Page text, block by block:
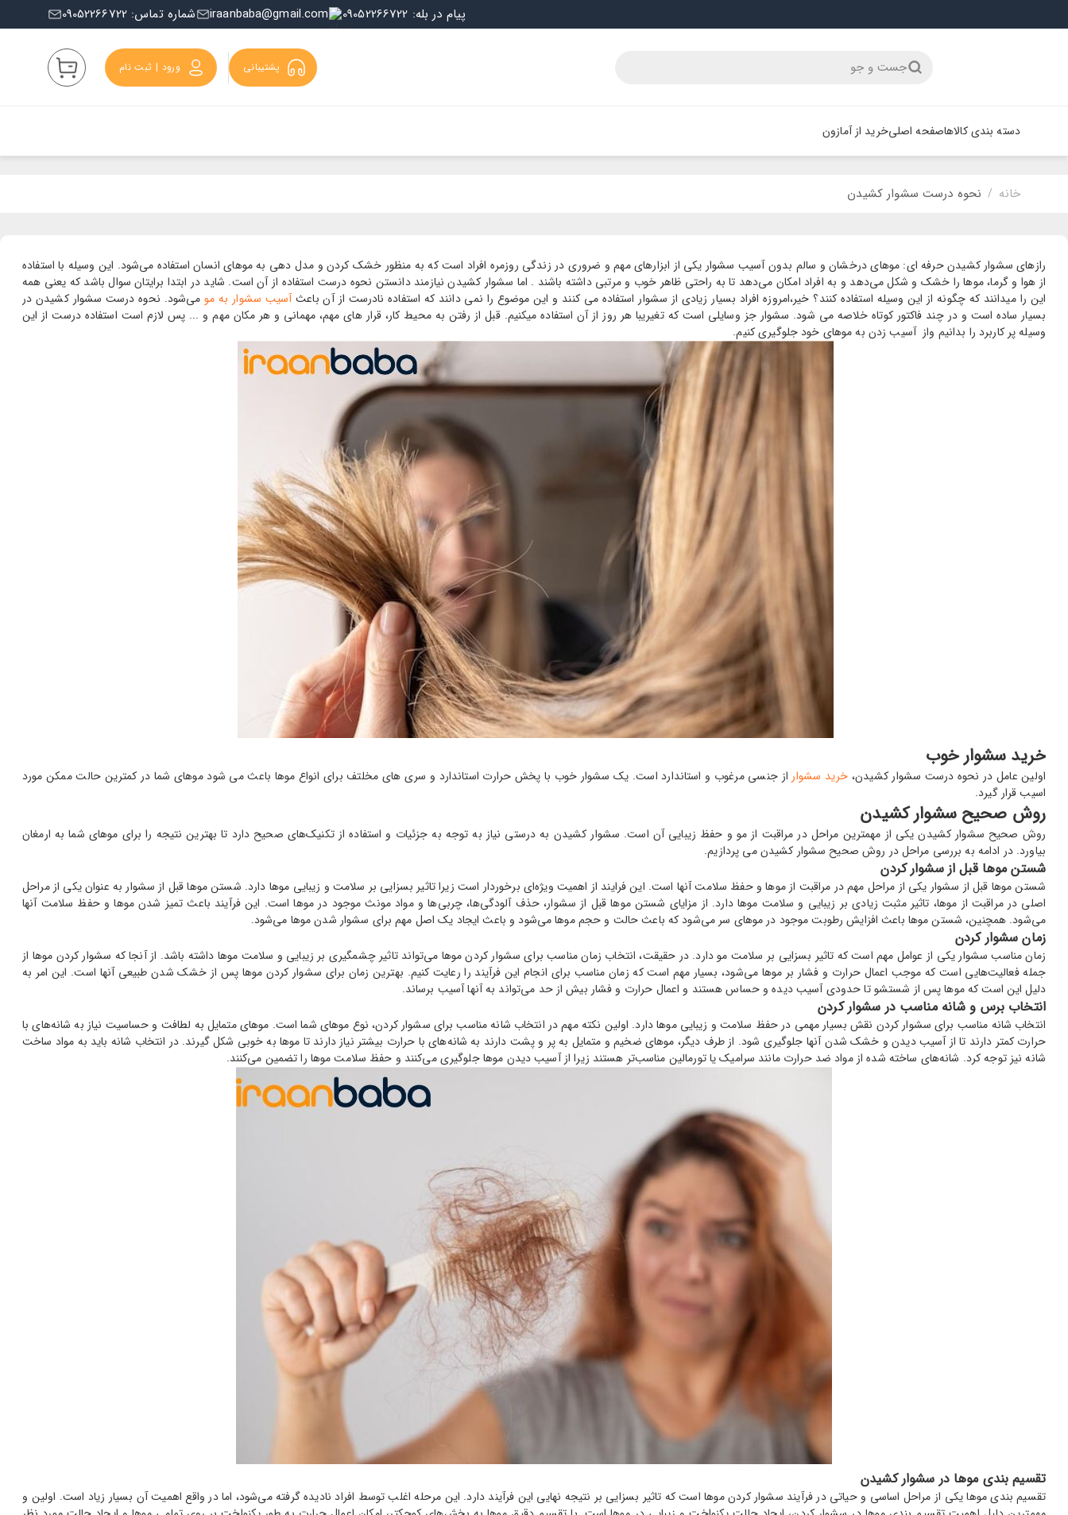
شماره تماس: 09052266722 iraanbaba@gmail.com پیام در بله: 09052266722
جست و جو پشتیبانی ورود | ثبت نام
دسته بندی کالاهاصفحه اصلیخرید از آمازون
خانه / نحوه درست سشوار کشیدن
رازهای سشوار کشیدن حرفه ای: موهای درخشان و سالم بدون آسیب سشوار یکی از ابزارهای مهم و ضروری در زندگی روزمره افراد است که به منظور خشک کردن و مدل دهی به موهای انسان استفاده می‌شود. این وسیله با استفاده
از هوا و گرما، موها را خشک و شکل می‌دهد و به افراد امکان می‌دهد تا به راحتی ظاهر خوب و مرتبی داشته باشند . اما سشوار کشیدن نیازمند دانستن نحوه درست استفاده از آن است. شاید در ابتدا برایتان سوال باشد که یعنی همه
این را میدانند که چگونه از این وسیله استفاده کنند؟ خیر،امروزه افراد بسیار زیادی از سشوار استفاده می کنند و این موضوع را نمی دانند که استفاده نادرست از آن باعثآسیب سشوار به مومی‌شود. نحوه درست سشوار کشیدن در
بسیار ساده است و در چند فاکتور کوتاه خلاصه می شود. سشوار جز وسایلی است که تغیریبا هر روز از آن استفاده میکنیم. قبل از رفتن به محیط کار، قرار های مهم، مهمانی و هر مکان مهم و ... پس لازم است استفاده درست از این
وسیله پر کاربرد را بدانیم واز آسیب زدن به موهای خود جلوگیری کنیم.
خرید سشوار خوب
اولین عامل در نحوه درست سشوار کشیدن، خرید سشوار از جنسی مرغوب و استاندارد است. یک سشوار خوب با پخش حرارت استاندارد و سری های مخلتف برای انواع موها باعث می شود موهای شما در کمترین حالت ممکن مورد
اسیب قرار گیرد.
روش صحیح سشوار کشیدن
روش صحیح سشوار کشیدن یکی از مهمترین مراحل در مراقبت از مو و حفظ زیبایی آن است. سشوار کشیدن به درستی نیاز به توجه به جزئیات و استفاده از تکنیک‌های صحیح دارد تا بهترین نتیجه را برای موهای شما به ارمغان
بیاورد. در ادامه به بررسی مراحل در روش صحیح سشوار کشیدن می پردازیم.
شستن موها قبل از سشوار کردن
شستن موها قبل از سشوار یکی از مراحل مهم در مراقبت از موها و حفظ سلامت آنها است. این فرایند از اهمیت ویژه‌ای برخوردار است زیرا تاثیر بسزایی بر سلامت و زیبایی موها دارد. شستن موها قبل از سشوار به عنوان یکی از مراحل
اصلی در مراقبت از موها، تاثیر مثبت زیادی بر زیبایی و سلامت موها دارد. از مزایای شستن موها قبل از سشوار، حذف آلودگی‌ها، چربی‌ها و مواد مونث موجود در موها است. این فرآیند باعث تمیز شدن موها و حفظ سلامت آنها
می‌شود. همچنین، شستن موها باعث افزایش رطوبت موجود در موهای سر می‌شود که باعث حالت و حجم موها می‌شود و باعث ایجاد یک اصل مهم برای سشوار شدن موها می‌شود.
زمان سشوار کردن
زمان مناسب سشوار یکی از عوامل مهم است که تاثیر بسزایی بر سلامت مو دارد. در حقیقت، انتخاب زمان مناسب برای سشوار کردن موها می‌تواند تاثیر چشمگیری بر زیبایی و سلامت موها داشته باشد. از آنجا که سشوار کردن موها از
جمله فعالیت‌هایی است که موجب اعمال حرارت و فشار بر موها می‌شود، بسیار مهم است که زمان مناسب برای انجام این فرآیند را رعایت کنیم. بهترین زمان برای سشوار کردن موها پس از خشک شدن طبیعی آنها است. این امر به
دلیل این است که موها پس از شستشو تا حدودی آسیب دیده و حساس هستند و اعمال حرارت و فشار بیش از حد می‌تواند به آنها آسیب برساند.
انتخاب برس و شانه مناسب در سشوار کردن
انتخاب شانه مناسب برای سشوار کردن نقش بسیار مهمی در حفظ سلامت و زیبایی موها دارد. اولین نکته مهم در انتخاب شانه مناسب برای سشوار کردن، نوع موهای شما است. موهای متمایل به لطافت و حساسیت نیاز به شانه‌های با
حرارت کمتر دارند تا از آسیب دیدن و خشک شدن آنها جلوگیری شود. از طرف دیگر، موهای ضخیم و متمایل به پر و پشت دارند به شانه‌های با حرارت بیشتر نیاز دارند تا موها به خوبی شکل گیرند. در انتخاب شانه باید به مواد ساخت
شانه نیز توجه کرد. شانه‌های ساخته شده از مواد ضد حرارت مانند سرامیک یا تورمالین مناسب‌تر هستند زیرا از آسیب دیدن موها جلوگیری می‌کنند و حفظ سلامت موها را تضمین می‌کنند.
تقسیم بندی موها در سشوار کشیدن
تقسیم بندی موها یکی از مراحل اساسی و حیاتی در فرآیند سشوار کردن موها است که تاثیر بسزایی بر نتیجه نهایی این فرآیند دارد. این مرحله اغلب توسط افراد نادیده گرفته می‌شود، اما در واقع اهمیت آن بسیار زیاد است. اولین و